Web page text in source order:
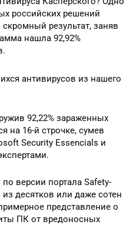
российских решений
результат, заняв
нашла 92,92%
антивирусов из нашего
92,22% зараженных
на 16-й строчке, сумев
Security Essencials и
версии портала Safety-
десятков или даже сотен
представление о
ПК от вредоносных